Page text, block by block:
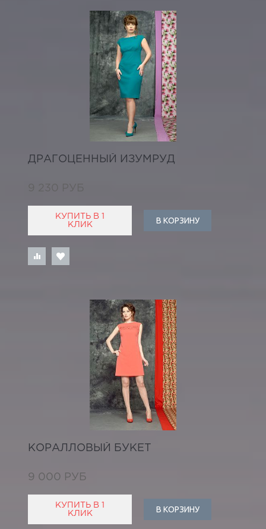
ДРАГОЦЕННЫЙ ИЗУМРУД
9 230 РУБ
КУПИТЬ В 1
КЛИК
В КОРЗИНУ
КОРАЛЛОВЫЙ БУКЕТ
9 000 РУБ
КУПИТЬ В 1
КЛИК
В КОРЗИНУ